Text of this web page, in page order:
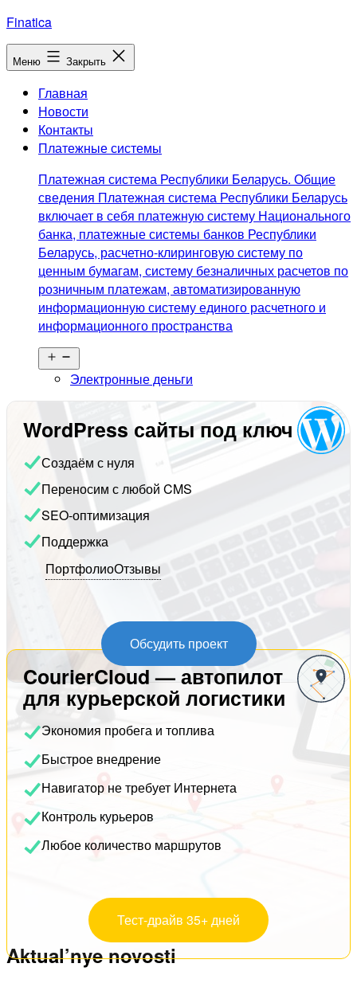
Перейти
к
содержимому
Finatica
Меню Закрыть
Главная
Новости
Контакты
Платежные системы
Платежная система Республики Беларусь. Общие
сведения Платежная система Республики Беларусь
включает в себя платежную систему Национального
банка, платежные системы банков Республики
Беларусь, расчетно-клиринговую систему по
ценным бумагам, систему безналичных расчетов по
розничным платежам, автоматизированную
информационную систему единого расчетного и
информационного пространства
меню
Электронные деньги
WordPress сайты под ключ
Создаём с нуля
Переносим с любой CMS
SEO-оптимизация
Поддержка
ПортфолиоОтзывы
Обсудить проект
CourierCloud — автопилот
для курьерской логистики
Экономия пробега и топлива
Быстрое внедрение
Навигатор не требует Интернета
Контроль курьеров
Любое количество маршрутов
Тест-драйв 35+ дней
Aktual’nye novosti